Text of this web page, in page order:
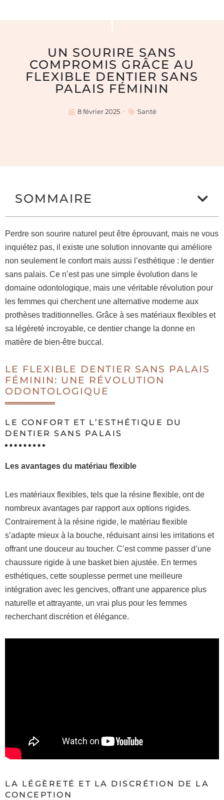
UN SOURIRE SANS
COMPROMIS GRÂCE AU
FLEXIBLE DENTIER SANS
PALAIS FÉMININ
8 février 2025 Santé
SOMMAIRE
Perdre son sourire naturel peut être éprouvant, mais ne vous
inquiétez pas, il existe une solution innovante qui améliore
non seulement le confort mais aussi l’esthétique : le dentier
sans palais. Ce n’est pas une simple évolution dans le
domaine odontologique, mais une véritable révolution pour
les femmes qui cherchent une alternative moderne aux
prothèses traditionnelles. Grâce à ses matériaux flexibles et
sa légèreté incroyable, ce dentier change la donne en
matière de bien-être buccal.
LE FLEXIBLE DENTIER SANS PALAIS
FÉMININ: UNE RÉVOLUTION
ODONTOLOGIQUE
LE CONFORT ET L’ESTHÉTIQUE DU
DENTIER SANS PALAIS
Les avantages du matériau flexible
Les matériaux flexibles, tels que la résine flexible, ont de
nombreux avantages par rapport aux options rigides.
Contrairement à la résine rigide, le matériau flexible
s’adapte mieux à la bouche, réduisant ainsi les irritations et
offrant une douceur au toucher. C’est comme passer d’une
chaussure rigide à une basket bien ajustée. En termes
esthétiques, cette souplesse permet une meilleure
intégration avec les gencives, offrant une apparence plus
naturelle et attrayante, un vrai plus pour les femmes
recherchant discrétion et élégance.
LA LÉGÈRETÉ ET LA DISCRÉTION DE LA
CONCEPTION